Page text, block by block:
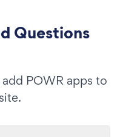
Questions
POWR apps to